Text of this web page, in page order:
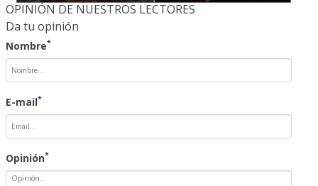
OPINIÓN DE NUESTROS LECTORES
Da tu opinión
Nombre*
E-mail*
Opinión*